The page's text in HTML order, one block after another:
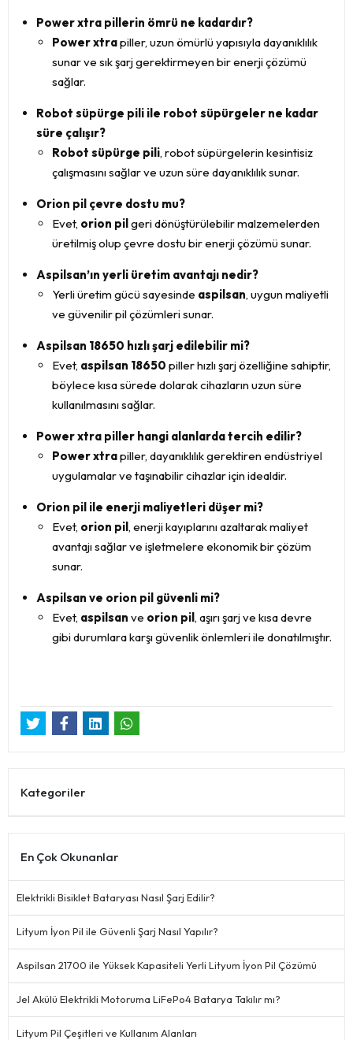
Power xtra pillerin ömrü ne kadardır?
Power xtrapiller, uzun ömürlü yapısıyla dayanıklılık
sunar ve sık şarj gerektirmeyen bir enerji çözümü
sağlar.
Robot süpürge pili ile robot süpürgeler ne kadar
süre çalışır?
Robot süpürge pili, robot süpürgelerin kesintisiz
çalışmasını sağlar ve uzun süre dayanıklılık sunar.
Orion pil çevre dostu mu?
Evet, orion pilgeri dönüştürülebilir malzemelerden
üretilmiş olup çevre dostu bir enerji çözümü sunar.
Aspilsan’ın yerli üretim avantajı nedir?
Yerli üretim gücü sayesinde aspilsan, uygun maliyetli
ve güvenilir pil çözümleri sunar.
Aspilsan 18650 hızlı şarj edilebilir mi?
Evet, aspilsan 18650 piller hızlı şarj özelliğine sahiptir,
böylece kısa sürede dolarak cihazların uzun süre
kullanılmasını sağlar.
Power xtra piller hangi alanlarda tercih edilir?
Power xtrapiller, dayanıklılık gerektiren endüstriyel
uygulamalar ve taşınabilir cihazlar için idealdir.
Orion pil ile enerji maliyetleri düşer mi?
Evet, orion pil, enerji kayıplarını azaltarak maliyet
avantajı sağlar ve işletmelere ekonomik bir çözüm
sunar.
Aspilsan ve orion pil güvenli mi?
Evet, aspilsan ve orion pil, aşırı şarj ve kısa devre
gibi durumlara karşı güvenlik önlemleri ile donatılmıştır.
Kategoriler
En Çok Okunanlar
Elektrikli Bisiklet Bataryası Nasıl Şarj Edilir?
Lityum İyon Pil ile Güvenli Şarj Nasıl Yapılır?
Aspilsan 21700 ile Yüksek Kapasiteli Yerli Lityum İyon Pil Çözümü
Jel Akülü Elektrikli Motoruma LiFePo4 Batarya Takılır mı?
Lityum Pil Çeşitleri ve Kullanım Alanları